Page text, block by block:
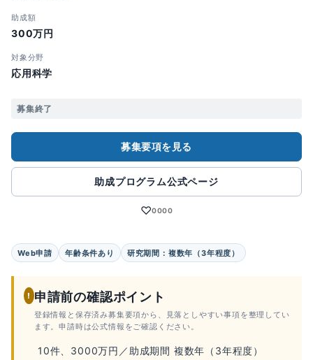
助成額
300万円
対象分野
応用科学
募集終了
募集要項を見る
助成プログラム公式ページ
♡0000
Web申請 年齢条件あり 研究期間：複数年（3年程度）
! 申請前の確認ポイント
登録情報と保存済み募集要項から、見落としやすい事項を整理してい
ます。申請時は公式情報をご確認ください。
10件、3000万円／助成期間 複数年（3年程度）